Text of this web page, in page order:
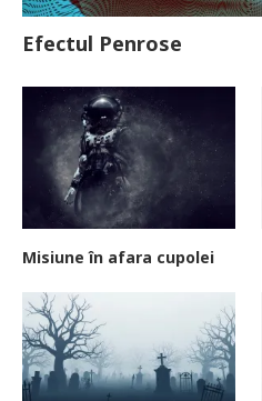
Efectul Penrose
Misiune în afara cupolei